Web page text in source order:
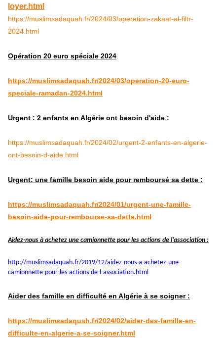
loyer.html
https://muslimsadaquah.fr/2024/03/operation-zakaat-al-filtr-
2024.html
Opération 20 euro spéciale 2024
https://muslimsadaquah.fr/2024/03/operation-20-euro-
speciale-ramadan-2024.html
Urgent : 2 enfants en Algérie ont besoin d'aide :
https://muslimsadaquah.fr/2024/02/urgent-2-enfants-en-algerie-
ont-besoin-d-aide.html
Urgent: une famille besoin aide pour remboursé sa dette :
https://muslimsadaquah.fr/2024/01/urgent-une-famille-
besoin-aide-pour-rembourse-sa-dette.html
Aidez-nous à achetez une camionnette pour les actions de l'association :
http://muslimsadaquah.fr/2019/12/aidez-nous-a-achetez-une-
camionnette-pour-les-actions-de-l-association.html
Aider des famille en difficulté en Algérie à se soigner :
https://muslimsadaquah.fr/2024/02/aider-des-famille-en-
difficulte-en-algerie-a-se-soigner.html